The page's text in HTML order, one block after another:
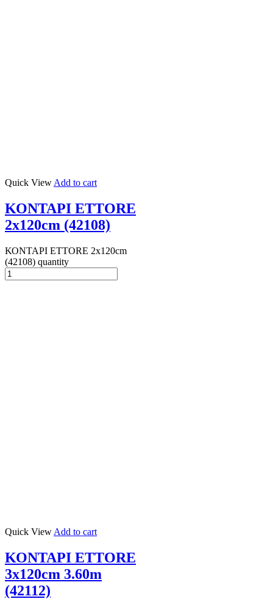
Quick View Add to cart
ΚΟΝΤΑΡΙ ETTORE
2x120cm (42108)
ΚΟΝΤΑΡΙ ETTORE 2x120cm
(42108) quantity
Quick View Add to cart
ΚΟΝΤΑΡΙ ETTORE
3x120cm 3.60m
(42112)